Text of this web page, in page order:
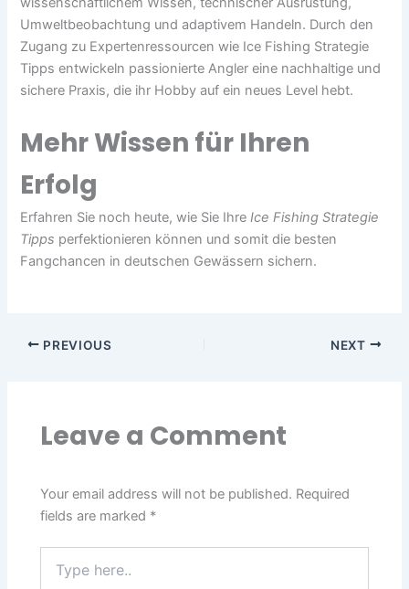
Umweltbeobachtung und adaptivem Handeln. Durch den
Zugang zu Expertenressourcen wie Ice Fishing Strategie
Tipps entwickeln passionierte Angler eine nachhaltige und
sichere Praxis, die ihr Hobby auf ein neues Level hebt.
Mehr Wissen für Ihren
Erfolg
Erfahren Sie noch heute, wie Sie IhreIce Fishing Strategie
Tipps perfektionieren können und somit die besten
Fangchancen in deutschen Gewässern sichern.
PREVIOUS NEXT
Leave a Comment
Your email address will not be published. Required
fields are marked *
here..